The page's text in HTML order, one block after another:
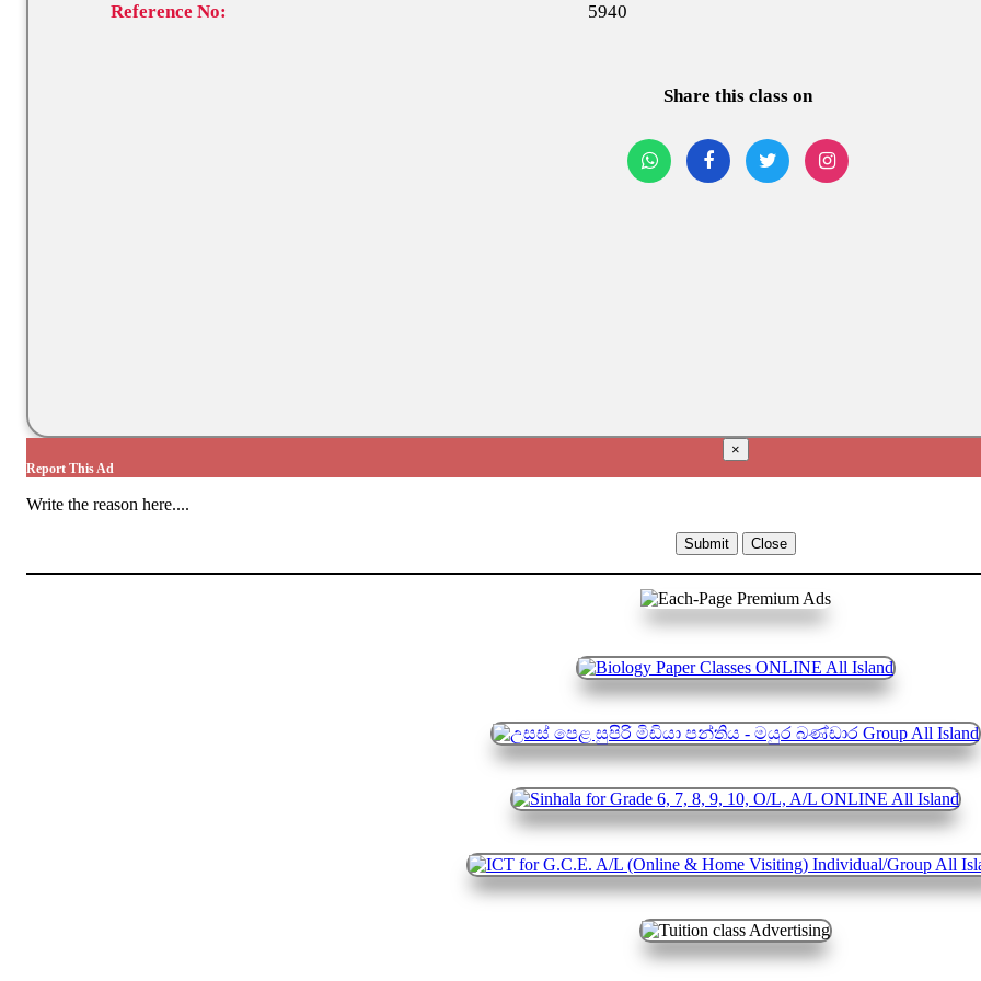
Reference No:
5940
Share this class on
×
Report This Ad
Write the reason here....
Submit Close